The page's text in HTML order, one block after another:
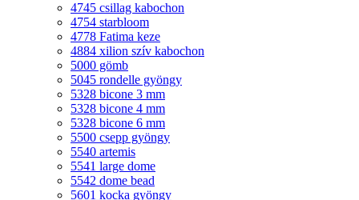
4745 csillag kabochon
4754 starbloom
4778 Fatima keze
4884 xilion szív kabochon
5000 gömb
5045 rondelle gyöngy
5328 bicone 3 mm
5328 bicone 4 mm
5328 bicone 6 mm
5500 csepp gyöngy
5540 artemis
5541 large dome
5542 dome bead
5601 kocka gyöngy